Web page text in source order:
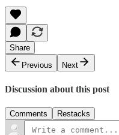
Share
Previous
Next
Discussion about this post
Comments Restacks